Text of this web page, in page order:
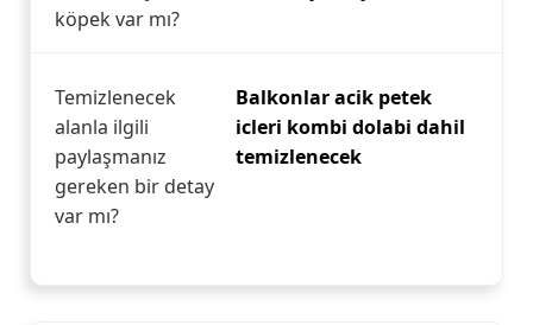
köpek var mı?
Temizlenecek
alanla ilgili
paylaşmanız
gereken bir detay
var mı?
Balkonlar acik petek
icleri kombi dolabi dahil
temizlenecek